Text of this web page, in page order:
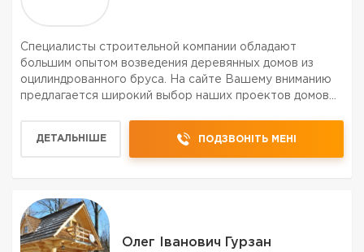
Специалисты строительной компании обладают
большим опытом возведения деревянных домов из
оцилиндрованного бруса. На сайте Вашему вниманию
предлагается широкий выбор наших проектов домов
ДЕТАЛЬНІШЕ ПОДЗВОНІТЬ МЕНІ
Олег Іванович Гурзан